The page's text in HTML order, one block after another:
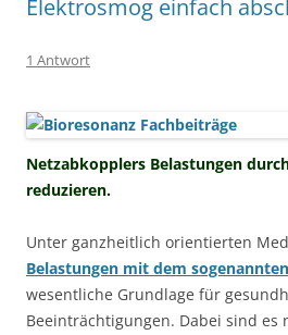
Elektrosmog einfach
1 Antwort
Netzabkopplers Belastungen
reduzieren.
Unter ganzheitlich orientierten
Belastungen mit dem
wesentliche Grundlage für
Beeinträchtigungen. Dabei sind es